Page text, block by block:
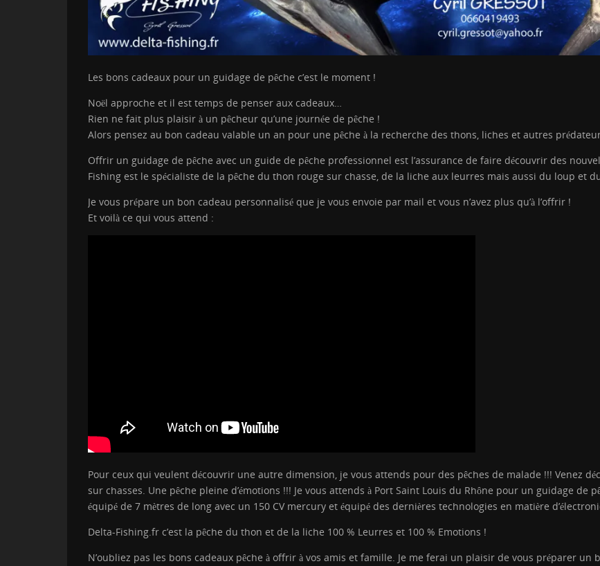
Les bons cadeaux pour un guidage de pêche c’est le moment !
Noël approche et il est temps de penser aux cadeaux…
Rien ne fait plus plaisir à un pêcheur qu’une journée de pêche !
Alors pensez au bon cadeau valable un an pour une pêche à la recherche des thons, liches et autres
Offrir un guidage de pêche avec un guide de pêche professionnel est l’assurance de faire découvrir des
Fishing est le spécialiste de la pêche du thon rouge sur chasse, de la liche aux leurres mais aussi du loup et
Je vous prépare un bon cadeau personnalisé que je vous envoie par mail et vous n’avez plus qu’à l’offrir !
Et voilà ce qui vous attend :
Pour ceux qui veulent découvrir une autre dimension, je vous attends pour des pêches de malade !!! Venez
sur chasses. Une pêche pleine d’émotions !!! Je vous attends à Port Saint Louis du Rhône pour un guidage
équipé de 7 mètres de long avec un 150 CV mercury et équipé des dernières technologies en matière
Delta-Fishing.fr c’est la pêche du thon et de la liche 100 % Leurres et 100 % Emotions !
N’oubliez pas les bons cadeaux pêche à offrir à vos amis et famille. Je me ferai un plaisir de vous préparer